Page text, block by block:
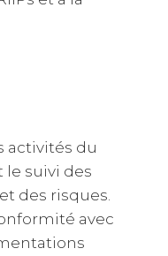
activités du
le suivi des
des risques.
avec